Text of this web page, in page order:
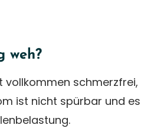
weh?
vollkommen schmerzfrei,
ist nicht spürbar und es